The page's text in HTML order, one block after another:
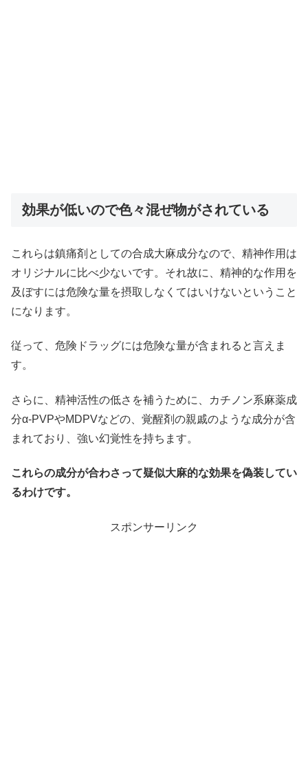
効果が低いので色々混ぜ物がされている
これらは鎮痛剤としての合成大麻成分なので、精神作用は
オリジナルに比べ少ないです。それ故に、精神的な作用を
及ぼすには危険な量を摂取しなくてはいけないということ
になります。
従って、危険ドラッグには危険な量が含まれると言えま
す。
さらに、精神活性の低さを補うために、カチノン系麻薬成
分α-PVPやMDPVなどの、覚醒剤の親戚のような成分が含
まれており、強い幻覚性を持ちます。
これらの成分が合わさって疑似大麻的な効果を偽装してい
るわけです。
スポンサーリンク